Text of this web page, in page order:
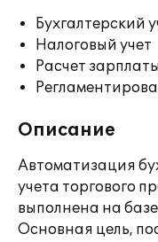
Бухгалтерский
Налоговый учет
Расчет зарплаты
Описание
Автоматизация
учета торгового
выполнена на
Основная цель,